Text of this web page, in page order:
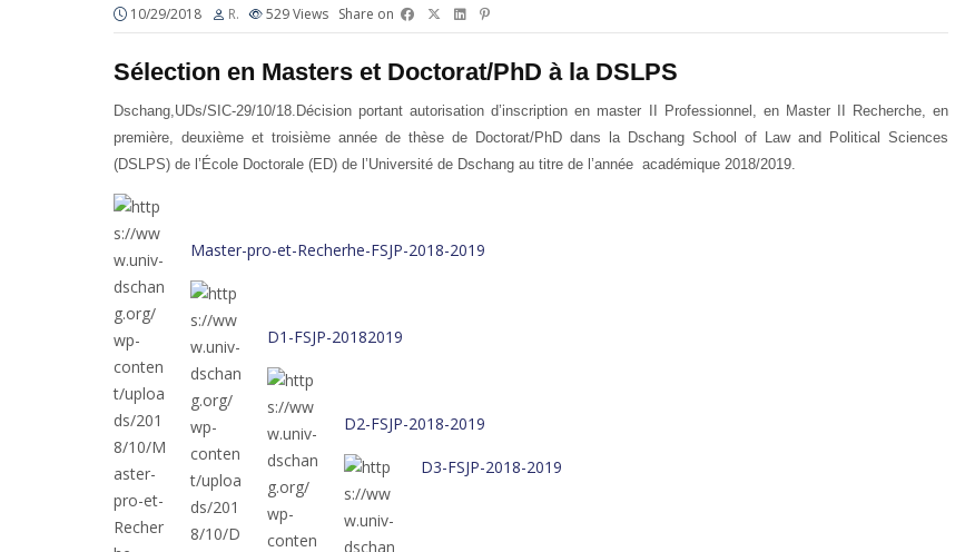
10/29/2018 R. 529Views Share on
Sélection en Masters et Doctorat/PhD à la DSLPS
Dschang,UDs/SIC-29/10/18.Décision portant autorisation d’inscription en master II Professionnel, en Master II Recherche, en
première, deuxième et troisième année de thèse de Doctorat/PhD dans la Dschang School of Law and Political Sciences
(DSLPS) de l’École Doctorale (ED) de l’Université de Dschang au titre de l’année académique 2018/2019.
Master-pro-et-Recherhe-FSJP-2018-2019
D1-FSJP-20182019
D2-FSJP-2018-2019
D3-FSJP-2018-2019